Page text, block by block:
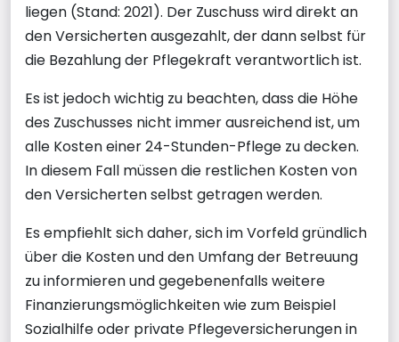
liegen (Stand: 2021). Der Zuschuss wird direkt an
den Versicherten ausgezahlt, der dann selbst für
die Bezahlung der Pflegekraft verantwortlich ist.
Es ist jedoch wichtig zu beachten, dass die Höhe
des Zuschusses nicht immer ausreichend ist, um
alle Kosten einer 24-Stunden-Pflege zu decken.
In diesem Fall müssen die restlichen Kosten von
den Versicherten selbst getragen werden.
Es empfiehlt sich daher, sich im Vorfeld gründlich
über die Kosten und den Umfang der Betreuung
zu informieren und gegebenenfalls weitere
Finanzierungsmöglichkeiten wie zum Beispiel
Sozialhilfe oder private Pflegeversicherungen in